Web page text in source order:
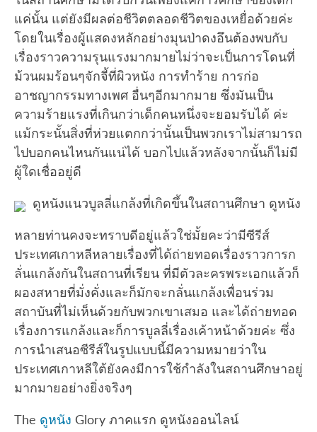
แค่นั้น แต่ยังมีผลต่อชีวิตตลอดชีวิตของเหยื่อด้วยค่ะ
โดยในเรื่องผู้แสดงหลักอย่างมุนป่าดงอึนต้องพบกับ
เรื่องราวความรุนแรงมากมายไม่ว่าจะเป็นการโดนที่
ม้วนผมร้อนๆจักจี้ที่ผิวหนัง การทำร้าย การก่อ
อาชญากรรมทางเพศ อื่นๆอีกมากมาย ซึ่งมันเป็น
ความร้ายแรงที่เกินกว่าเด็กคนหนึ่งจะยอมรับได้ ค่ะ
แม้กระนั้นสิ่งที่ห่วยแตกกว่านั้นเป็นพวกเราไม่สามารถ
ไปบอกคนไหนกันแน่ได้ บอกไปแล้วหลังจากนั้นก็ไม่มี
ผู้ใดเชื่ออยู่ดี
ดูหนังแนวบูลลี่แกล้งที่เกิดขึ้นในสถานศึกษา ดูหนัง
หลายท่านคงจะทราบดีอยู่แล้วใช่มั้ยคะว่ามีซีรีส์
ประเทศเกาหลีหลายเรื่องที่ได้ถ่ายทอดเรื่องราวการก
ลั่นแกล้งกันในสถานที่เรียน ที่มีตัวละครพระเอกแล้วก็
ผองสหายที่มั่งคั่งและก็มักจะกลั่นแกล้งเพื่อนร่วม
สถาบันที่ไม่เห็นด้วยกับพวกเขาเสมอ และได้ถ่ายทอด
เรื่องการแกล้งและก็การบูลลี่เรื่องเค้าหน้าด้วยค่ะ ซึ่ง
การนำเสนอซีรีส์ในรูปแบบนี้มีความหมายว่าใน
ประเทศเกาหลีใต้ยังคงมีการใช้กำลังในสถานศึกษาอยู่
มากมายอย่างยิ่งจริงๆ
The ดูหนัง Glory ภาคแรก ดูหนังออนไลน์